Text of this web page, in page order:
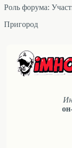
Роль форума:
Пригород